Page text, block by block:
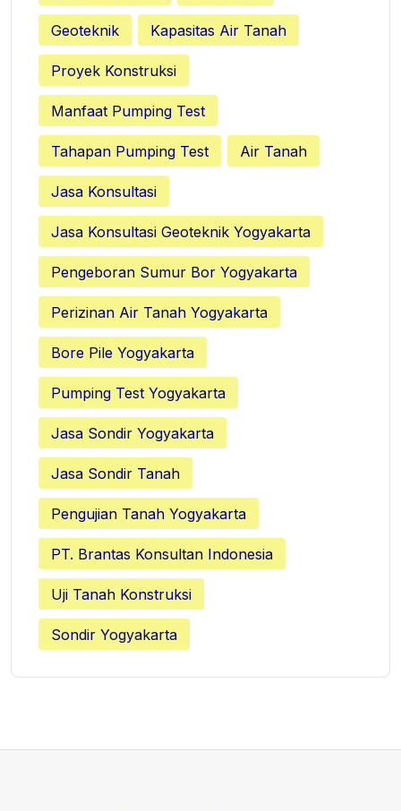
Geoteknik Kapasitas Air Tanah
Proyek Konstruksi
Manfaat Pumping Test
Tahapan Pumping Test Air Tanah
Jasa Konsultasi
Jasa Konsultasi Geoteknik Yogyakarta
Pengeboran Sumur Bor Yogyakarta
Perizinan Air Tanah Yogyakarta
Bore Pile Yogyakarta
Pumping Test Yogyakarta
Jasa Sondir Yogyakarta
Jasa Sondir Tanah
Pengujian Tanah Yogyakarta
PT. Brantas Konsultan Indonesia
Uji Tanah Konstruksi
Sondir Yogyakarta